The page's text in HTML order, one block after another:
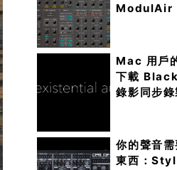
ModulAir
Mac 用戶
下載
錄影同步錄
你的聲音需
東西：